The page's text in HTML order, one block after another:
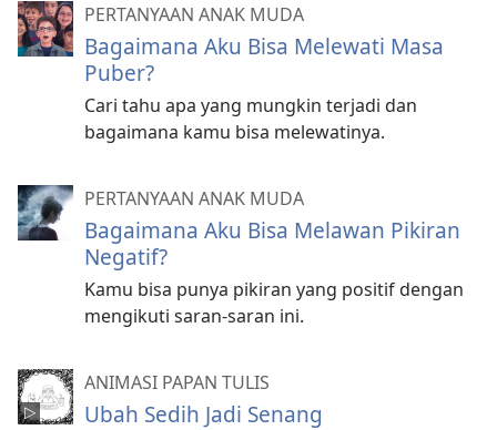
PERTANYAAN ANAK MUDA
Bagaimana Aku Bisa Melewati Masa
Puber?
Cari tahu apa yang mungkin terjadi dan
bagaimana kamu bisa melewatinya.
PERTANYAAN ANAK MUDA
Bagaimana Aku Bisa Melawan Pikiran
Negatif?
Kamu bisa punya pikiran yang positif dengan
mengikuti saran-saran ini.
ANIMASI PAPAN TULIS
Ubah Sedih Jadi Senang